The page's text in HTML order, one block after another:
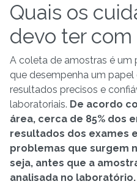
Quais os
devo ter com
A coleta de amostras é
que desempenha um
resultados precisos e
laboratoriais. De acordo
área, cerca de 85% dos
resultados dos exames
problemas que surgem
seja, antes que a
analisada no laboratório.